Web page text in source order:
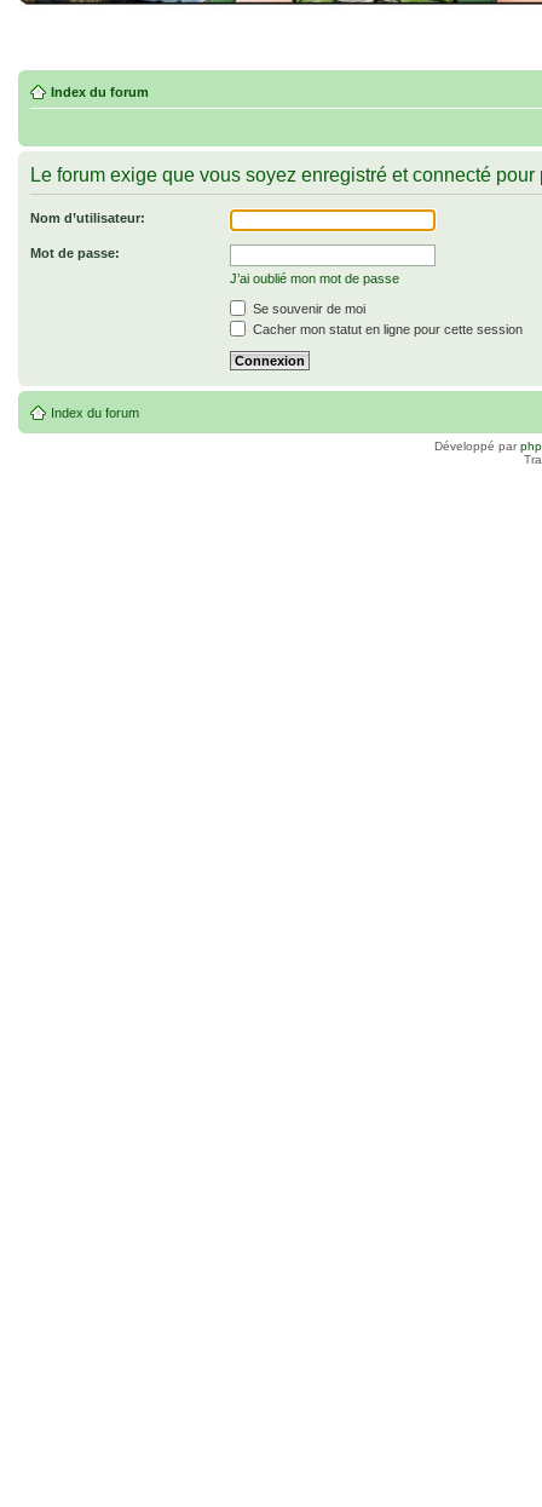
Index du forum
Le forum exige que vous soyez enregistré et connecté
Nom d’utilisateur:
Mot de passe:
J’ai oublié mon mot de passe
Se souvenir de moi
Cacher mon statut en ligne pour cette session
Index du forum
Développé par